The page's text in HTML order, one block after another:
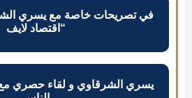
في تصريحات خاصة مع يسري
“اقتصاد لايف
يسري الشرقاوي و لقاء حصري مع